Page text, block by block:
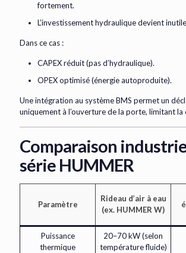
fortement.
L’investissement hydraulique devient
Dans ce cas :
CAPEX réduit (pas d’hydraulique).
OPEX optimisé (énergie autoproduite).
Une intégration au système BMS permet un
uniquement à l’ouverture de la porte, limitant la
Comparaison
série HUMMER
Paramètre
Rideau d’air à eau
(ex. HUMMER W)
Puissance
thermique
20–70 kW (selon
température fluide)